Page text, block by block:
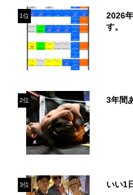
1位
2026
す。
2位 3年間
3位 いい1